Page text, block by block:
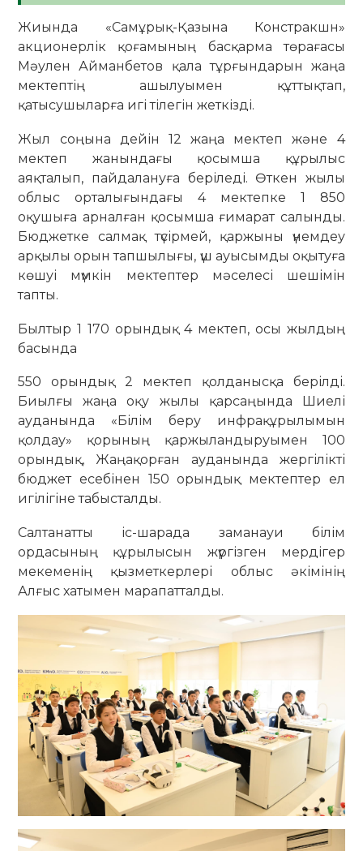
Жиында «Самұрық-Қазына Констракшн»
акционерлік қоғамының басқарма төрағасы
Мәулен Айманбетов қала тұрғындарын жаңа
мектептің ашылуымен құттықтап,
қатысушыларға игі тілегін жеткізді.
Жыл соңына дейін 12 жаңа мектеп және 4
мектеп жанындағы қосымша құрылыс
аяқталып, пайдалануға беріледі. Өткен жылы
облыс орталығындағы 4 мектепке 1 850
оқушыға арналған қосымша ғимарат салынды.
Бюджетке салмақ түсірмей, қаржыны үнемдеу
арқылы орын тапшылығы, үш ауысымды оқытуға
көшуі мүмкін мектептер мәселесі шешімін
тапты.
Былтыр 1 170 орындық 4 мектеп, осы жылдың
басында
550 орындық 2 мектеп қолданысқа берілді.
Биылғы жаңа оқу жылы қарсаңында Шиелі
ауданында «Білім беру инфрақұрылымын
қолдау» қорының қаржыландыруымен 100
орындық, Жаңақорған ауданында жергілікті
бюджет есебінен 150 орындық мектептер ел
игілігіне табысталды.
Салтанатты іс-шарада заманауи білім
ордасының құрылысын жүргізген мердігер
мекеменің қызметкерлері облыс әкімінің
Алғыс хатымен марапатталды.